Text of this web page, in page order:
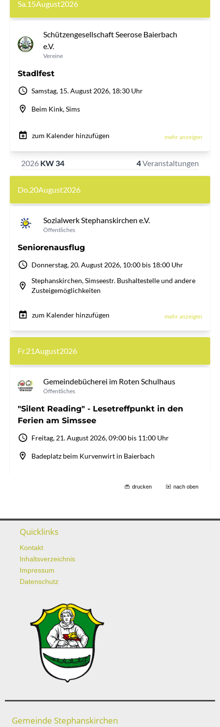
drucken nach oben
Quicklinks
Kontakt
Inhaltsverzeichnis
Impressum
Datenschutz
Gemeinde Stephanskirchen